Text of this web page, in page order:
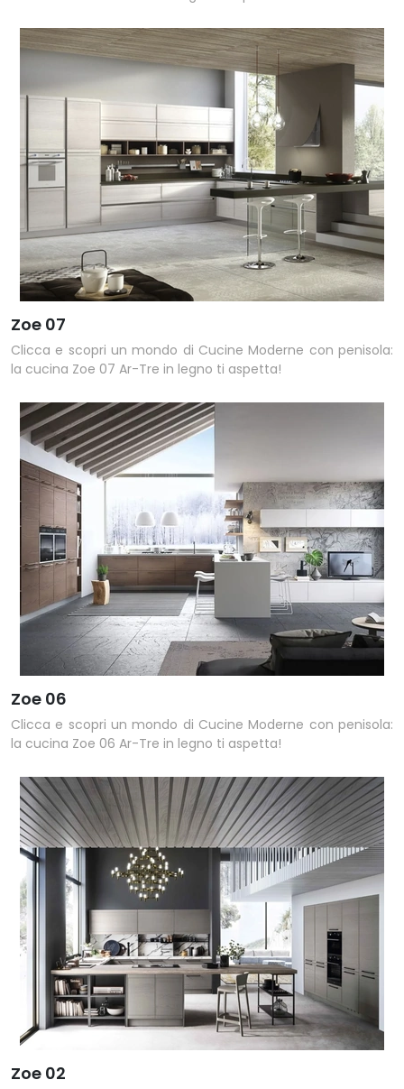
Zoe 07
Clicca e scopri un mondo di Cucine Moderne con penisola:
la cucina Zoe 07 Ar-Tre in legno ti aspetta!
Zoe 06
Clicca e scopri un mondo di Cucine Moderne con penisola:
la cucina Zoe 06 Ar-Tre in legno ti aspetta!
Zoe 02